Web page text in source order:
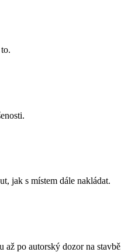
jak s místem dále nakládat.
až po autorský dozor na